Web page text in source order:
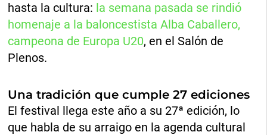
hasta la cultura: la semana pasada se rindió
homenaje a la baloncestista Alba Caballero,
campeona de Europa U20, en el Salón de
Plenos.
Una tradición que cumple 27 ediciones
El festival llega este año a su 27ª edición, lo
que habla de su arraigo en la agenda cultural